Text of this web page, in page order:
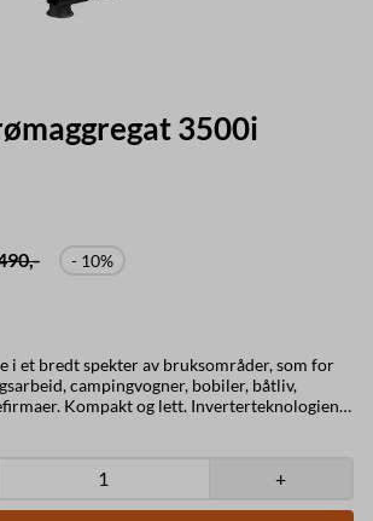
3500i
- 10%
i et bredt spekter av bruksområder, som for
campingvogner, bobiler, båtliv,
Invertergeneratorer stabiliserer
og med datamaskiner og mobiltelefoner.
+